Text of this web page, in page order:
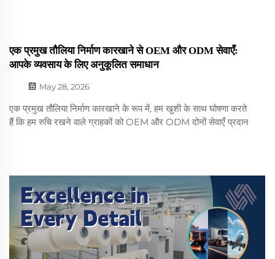
एक प्रमुख तौलिया निर्माण कारखाने से OEM और ODM सेवाएँ:
आपके व्यवसाय के लिए अनुकूलित समाधान
May 28, 2026
एक प्रमुख तौलिया निर्माण कारखाने के रूप में, हम खुशी के साथ घोषणा करते
हैं कि हम रुचि रखने वाले ग्राहकों को OEM और ODM दोनों सेवाएँ प्रदान